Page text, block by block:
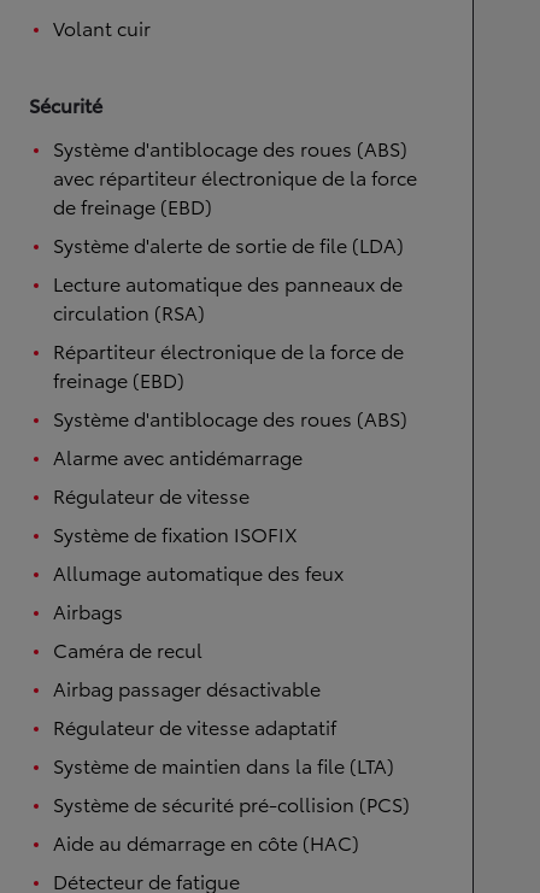
Volant cuir
Sécurité
Système d'antiblocage des roues (ABS)
avec répartiteur électronique de la force
de freinage (EBD)
Système d'alerte de sortie de file (LDA)
Lecture automatique des panneaux de
circulation (RSA)
Répartiteur électronique de la force de
freinage (EBD)
Système d'antiblocage des roues (ABS)
Alarme avec antidémarrage
Régulateur de vitesse
Système de fixation ISOFIX
Allumage automatique des feux
Airbags
Caméra de recul
Airbag passager désactivable
Régulateur de vitesse adaptatif
Système de maintien dans la file (LTA)
Système de sécurité pré-collision (PCS)
Aide au démarrage en côte (HAC)
Détecteur de fatigue